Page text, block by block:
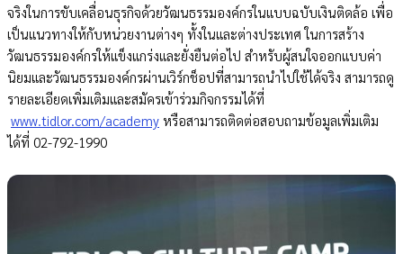
จริงในการขับเคลื่อนธุรกิจด้วยวัฒนธรรมองค์กรในแบบฉบับเงินติดล้อ เพื่อ
เป็นแนวทางให้กับหน่วยงานต่างๆ ทั้งในและต่างประเทศ ในการสร้าง
วัฒนธรรมองค์กรให้แข็งแกร่งและยั่งยืนต่อไป สำหรับผู้สนใจออกแบบค่า
นิยมและวัฒนธรรมองค์กรผ่านเวิร์กช็อปที่สามารถนำไปใช้ได้จริง สามารถดู
รายละเอียดเพิ่มเติมและสมัครเข้าร่วมกิจกรรมได้ที่
www.tidlor.com/academy หรือสามารถติดต่อสอบถามข้อมูลเพิ่มเติม
ได้ที่ 02-792-1990